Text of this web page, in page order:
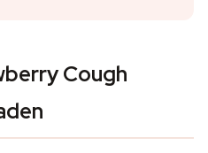
Cough